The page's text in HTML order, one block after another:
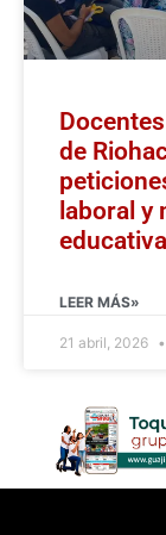
de
laboral y
LEER MÁS»
21 abril, 2026